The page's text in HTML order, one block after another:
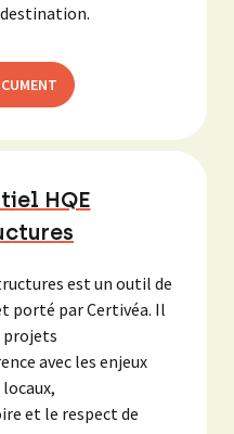
HQE
est un outil de
porté par Certivéa. Il
projets
avec les enjeux
et le respect de